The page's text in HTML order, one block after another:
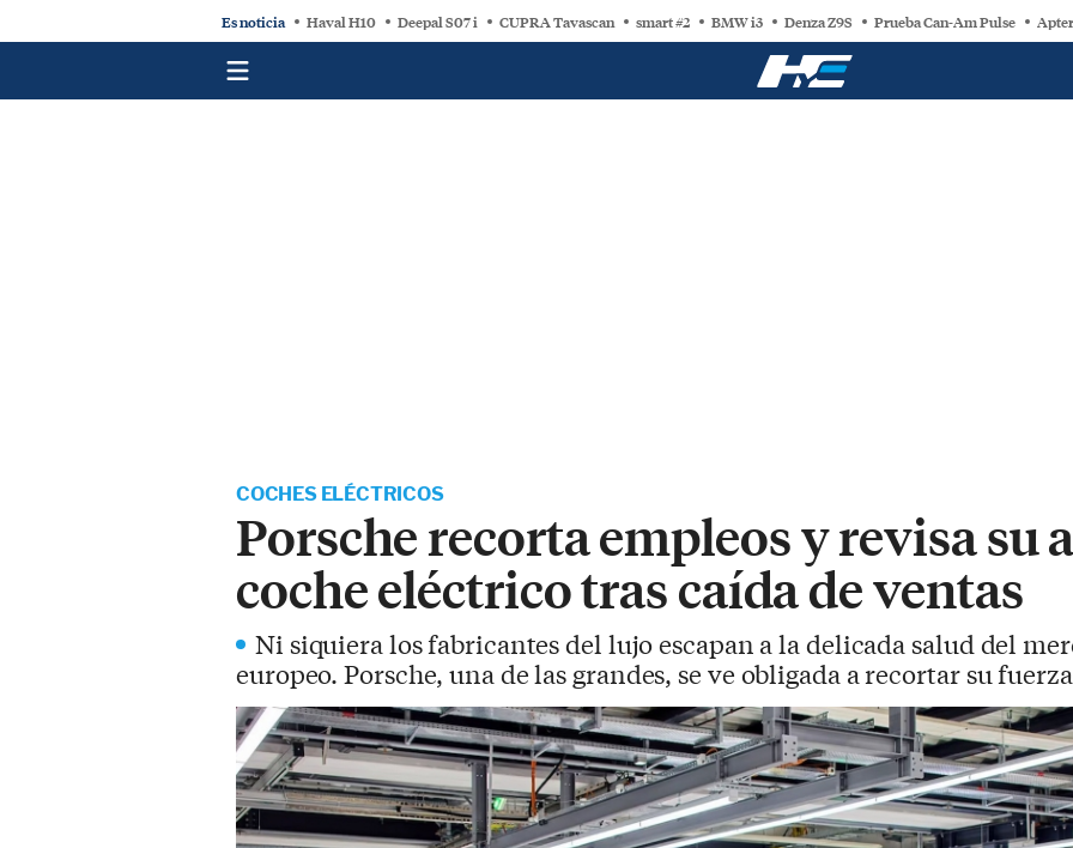
Es noticia Haval H10 Deepal S07 i CUPRA Tavascan smart #2 BMW i3 Denza Z9S Prueba Can-Am Pulse
COCHES ELÉCTRICOS
Porsche recorta empleos y revisa su
coche eléctrico tras caída de ventas
Ni siquiera los fabricantes del lujo escapan a la delicada salud del
europeo. Porsche, una de las grandes, se ve obligada a recortar su